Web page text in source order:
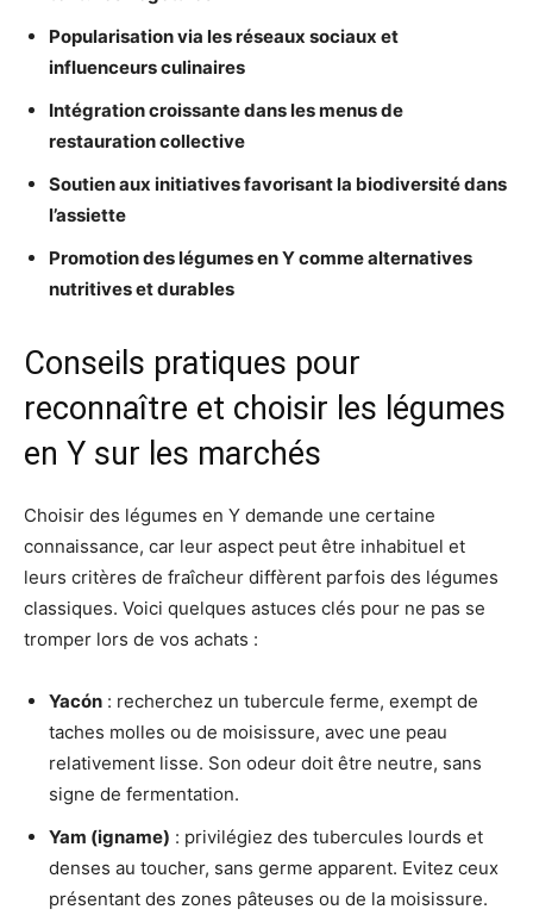
Popularisation via les réseaux sociaux et
influenceurs culinaires
Intégration croissante dans les menus de
restauration collective
Soutien aux initiatives favorisant la biodiversité dans
l’assiette
Promotion des légumes en Y comme alternatives
nutritives et durables
Conseils pratiques pour
reconnaître et choisir les légumes
en Y sur les marchés
Choisir des légumes en Y demande une certaine
connaissance, car leur aspect peut être inhabituel et
leurs critères de fraîcheur diffèrent parfois des légumes
classiques. Voici quelques astuces clés pour ne pas se
tromper lors de vos achats :
Yacón : recherchez un tubercule ferme, exempt de
taches molles ou de moisissure, avec une peau
relativement lisse. Son odeur doit être neutre, sans
signe de fermentation.
Yam (igname) : privilégiez des tubercules lourds et
denses au toucher, sans germe apparent. Evitez ceux
présentant des zones pâteuses ou de la moisissure.